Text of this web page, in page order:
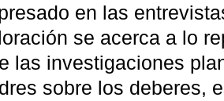
en las
se acerca a lo
las investigaciones
sobre los deberes,